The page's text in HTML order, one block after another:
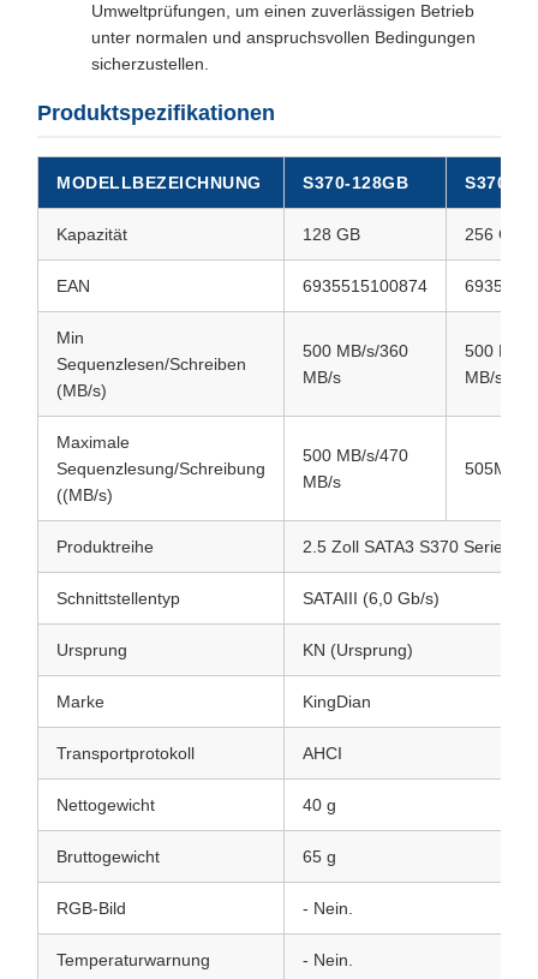
Umweltprüfungen, um einen zuverlässigen Betrieb
unter normalen und anspruchsvollen Bedingungen
sicherzustellen.
Produktspezifikationen
MODELLBEZEICHNUNG S370-128GB S370-
Kapazität 128 GB 256 GB
EAN 6935515100874
Min
Sequenzlesen/Schreiben
(MB/s)
500 MB/s/360
MB/s
500 MB/
MB/s
Maximale
Sequenzlesung/Schreibung
((MB/s)
500 MB/s/470
MB/s
505MB/
Produktreihe 2.5 Zoll SATA3 S370 Serie
Schnittstellentyp SATAIII (6,0 Gb/s)
Ursprung KN (Ursprung)
Marke KingDian
Transportprotokoll AHCI
Nettogewicht 40 g
Bruttogewicht 65 g
RGB-Bild - Nein.
Temperaturwarnung - Nein.